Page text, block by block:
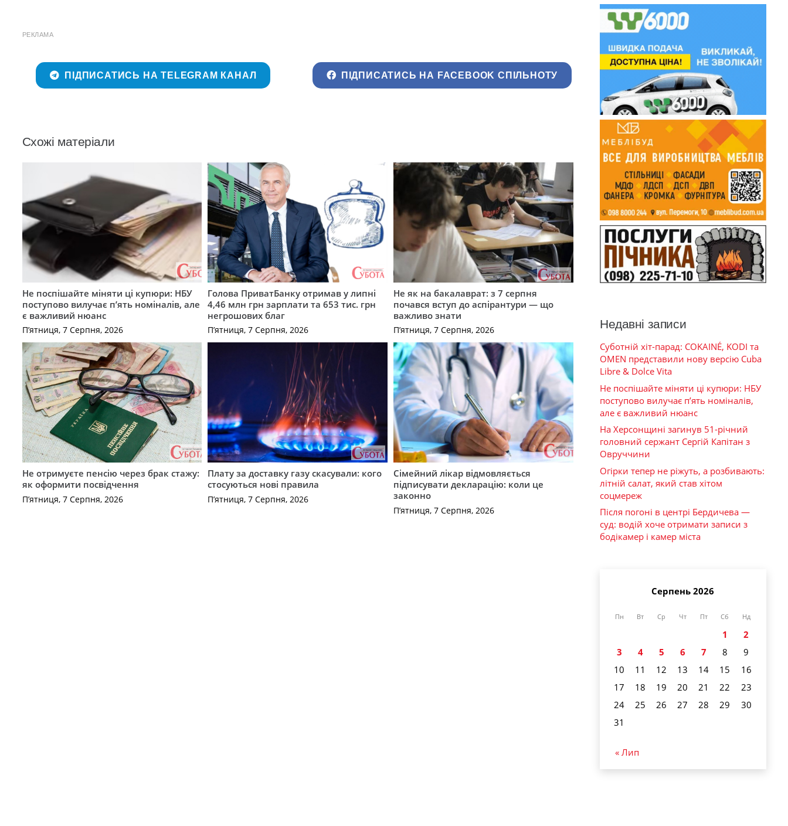
РЕКЛАМА
ПІДПИСАТИСЬ НА TELEGRAM КАНАЛ ПІДПИСАТИСЬ НА FACEBOOK СПІЛЬНОТУ
Схожі матеріали
Не поспішайте міняти ці купюри: НБУ
поступово вилучає п’ять номіналів, але
є важливий нюанс
П’ятниця, 7 Серпня, 2026
Голова ПриватБанку отримав у липні
4,46 млн грн зарплати та 653 тис. грн
негрошових благ
П’ятниця, 7 Серпня, 2026
Не як на бакалаврат: з 7 серпня
почався вступ до аспірантури — що
важливо знати
П’ятниця, 7 Серпня, 2026
Не отримуєте пенсію через брак стажу:
як оформити посвідчення
П’ятниця, 7 Серпня, 2026
Плату за доставку газу скасували: кого
стосуються нові правила
П’ятниця, 7 Серпня, 2026
Сімейний лікар відмовляється
підписувати декларацію: коли це
законно
П’ятниця, 7 Серпня, 2026
Недавні записи
Суботній хіт-парад: COKAINÉ, KODI та
OMEN представили нову версію Cuba
Libre & Dolce Vita
Не поспішайте міняти ці купюри: НБУ
поступово вилучає п’ять номіналів,
але є важливий нюанс
На Херсонщині загинув 51-річний
головний сержант Сергій Капітан з
Овруччини
Огірки тепер не ріжуть, а розбивають:
літній салат, який став хітом
соцмереж
Після погоні в центрі Бердичева —
суд: водій хоче отримати записи з
бодікамер і камер міста
Серпень 2026
Пн Вт Ср Чт Пт Сб Нд
1
2
3
4 5 6 7 8
9
10
11 12 13 14 15
16
17
18 19 20 21 22
23
24
25 26 27 28 29
30
31
« Лип